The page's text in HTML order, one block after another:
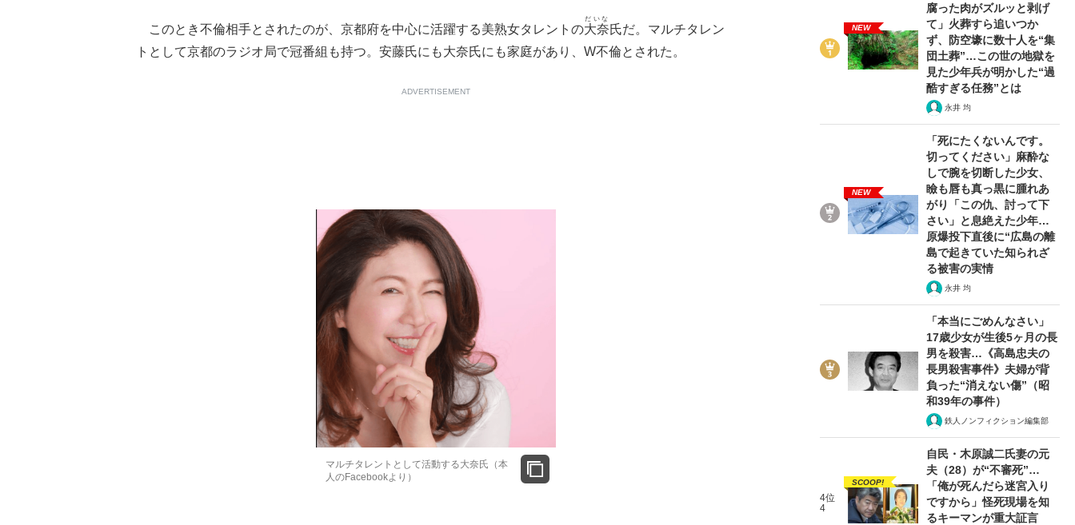
このとき不倫相手とされたのが、京都府を中心に活躍する美熟女タレントの大奈
だいな
氏だ。マルチタレン
トとして京都のラジオ局で冠番組も持つ。安藤氏にも大奈氏にも家庭があり、W不倫とされた。
ADVERTISEMENT
マルチタレントとして活動する大奈氏（本
人のFacebookより）
NEW
腐った肉がズルッと剥げ
て」火葬すら追いつか
ず、防空壕に数十人を“集
団土葬”…この世の地獄を
見た少年兵が明かした“過
酷すぎる任務”とは
永井 均
NEW
「死にたくないんです。
切ってください」麻酔な
しで腕を切断した少女、
瞼も唇も真っ黒に腫れあ
がり「この仇、討って下
さい」と息絶えた少年…
原爆投下直後に“広島の離
島で起きていた知られざ
る被害の実情
永井 均
「本当にごめんなさい」
17歳少女が生後5ヶ月の長
男を殺害…《高島忠夫の
長男殺害事件》夫婦が背
負った“消えない傷”（昭
和39年の事件）
鉄人ノンフィクション編集部
4位
4
SCOOP!
自民・木原誠二氏妻の元
夫（28）が“不審死”…
「俺が死んだら迷宮入り
ですから」怪死現場を知
るキーマンが重大証言